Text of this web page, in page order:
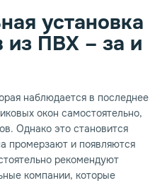
установка
из ПВХ – за и
наблюдается в последнее
окон самостоятельно,
Однако это становится
промерзают и появляются
рекомендуют
компании, которые